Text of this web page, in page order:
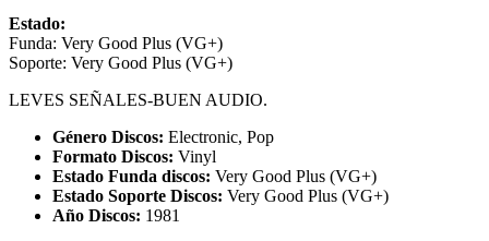
Estado:
Funda: Very Good Plus (VG+)
Soporte: Very Good Plus (VG+)
LEVES SEÑALES-BUEN AUDIO.
Género Discos: Electronic, Pop
Formato Discos: Vinyl
Estado Funda discos: Very Good Plus (VG+)
Estado Soporte Discos: Very Good Plus (VG+)
Año Discos: 1981